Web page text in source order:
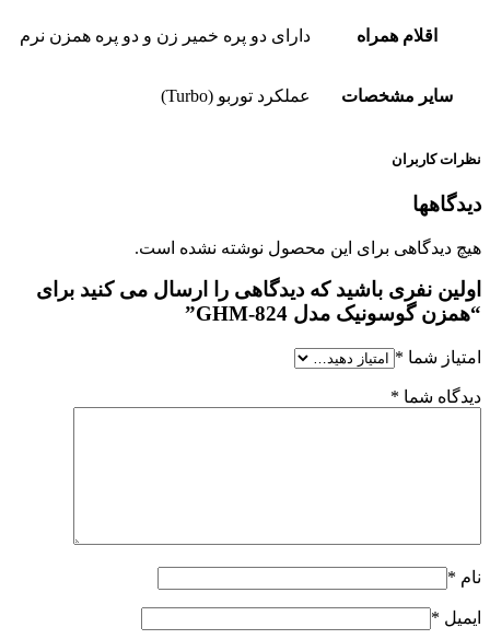
اقلام همراه دارای دو پره خمیر زن و دو پره همزن نرم
سایر مشخصات عملکرد توربو (Turbo)
نظرات کاربران
دیدگاهها
هیچ دیدگاهی برای این محصول نوشته نشده است.
اولین نفری باشید که دیدگاهی را ارسال می کنید برای
“همزن گوسونیک مدل GHM-824”
امتیاز شما *
دیدگاه شما *
نام *
ایمیل *